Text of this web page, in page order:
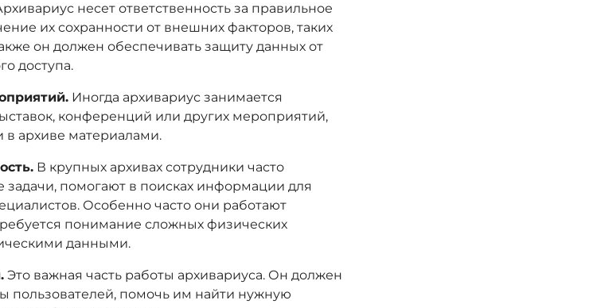
несет ответственность за правильное
их сохранности от внешних факторов, таких
он должен обеспечивать защиту данных от
доступа.
Иногда архивариус занимается
конференций или других мероприятий,
архиве материалами.
В крупных архивах сотрудники часто
задачи, помогают в поисках информации для
Особенно часто они работают
понимание сложных физических
данными.
Это важная часть работы архивариуса. Он должен
пользователей, помочь им найти нужную